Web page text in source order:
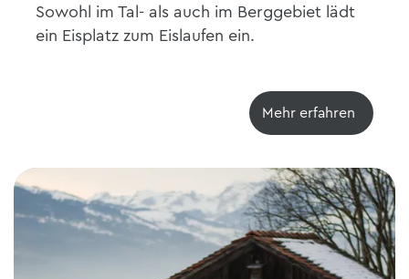
Sowohl im Tal- als auch im Berggebiet lädt
ein Eisplatz zum Eislaufen ein.
Mehr erfahren